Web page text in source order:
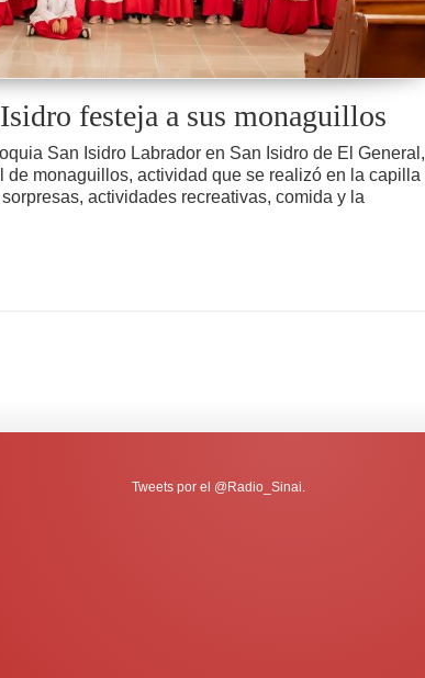
festeja a sus monaguillos
San Isidro Labrador en San Isidro de El General,
de monaguillos, actividad que se realizó en la capilla
actividades recreativas, comida y la
Tweets por el @Radio_Sinai.